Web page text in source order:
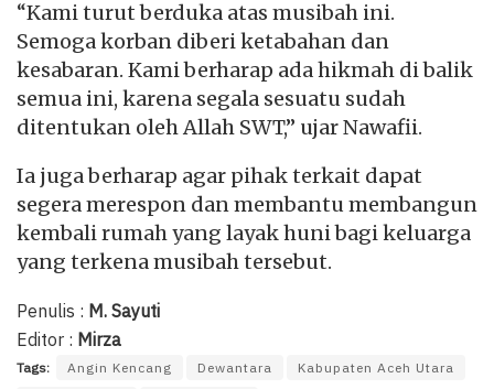
“Kami turut berduka atas musibah ini.
Semoga korban diberi ketabahan dan
kesabaran. Kami berharap ada hikmah di balik
semua ini, karena segala sesuatu sudah
ditentukan oleh Allah SWT,” ujar Nawafii.
Ia juga berharap agar pihak terkait dapat
segera merespon dan membantu membangun
kembali rumah yang layak huni bagi keluarga
yang terkena musibah tersebut.
Penulis : M. Sayuti
Editor : Mirza
Tags: Angin Kencang Dewantara
Kabupaten Aceh Utara